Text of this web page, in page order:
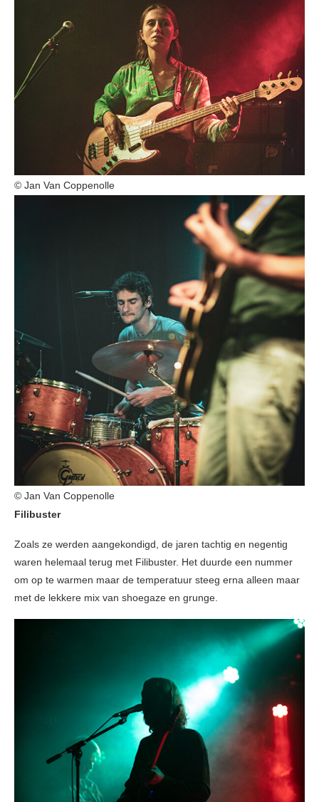
© Jan Van Coppenolle
© Jan Van Coppenolle
Filibuster
Zoals ze werden aangekondigd, de jaren tachtig en negentig
waren helemaal terug met Filibuster. Het duurde een nummer
om op te warmen maar de temperatuur steeg erna alleen maar
met de lekkere mix van shoegaze en grunge.